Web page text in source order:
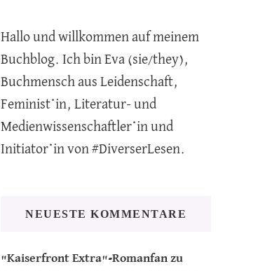
Hallo und willkommen auf meinem
Buchblog. Ich bin Eva (sie/they),
Buchmensch aus Leidenschaft,
Feminist*in, Literatur- und
Medienwissenschaftler*in und
Initiator*in von #DiverserLesen.
NEUESTE KOMMENTARE
"Kaiserfront Extra"-Romanfan zu